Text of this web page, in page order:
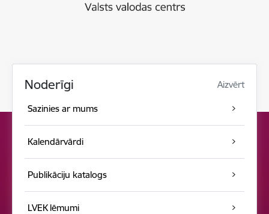
Noderīgi Aizvērt
Sazinies ar mums
Kalendārvārdi
Publikāciju katalogs
LVEK lēmumi